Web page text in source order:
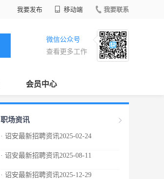
我要发布 移动端 我要联系
微信公众号
查看更多工作
会员中心
职场资讯
· 诏安最新招聘资讯2025-02-24
· 诏安最新招聘资讯2025-08-11
· 诏安最新招聘资讯2025-12-29